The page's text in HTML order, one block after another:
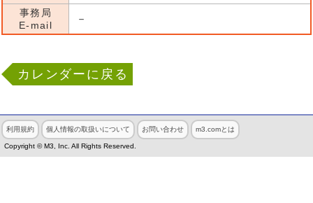
事務局
E-mail
－
カレンダーに戻る
利用規約 個人情報の取扱いについて お問い合わせ m3.comとは
Copyright © M3, Inc. All Rights Reserved.